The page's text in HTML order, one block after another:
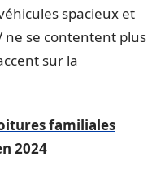
spacieux et
ne se contentent plus
sur la
familiales
2024